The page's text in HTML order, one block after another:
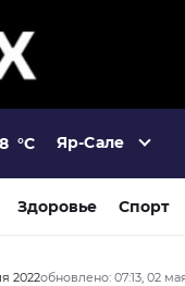
°C Яр-Сале
Здоровье Спорт
2022обновлено: 07:13, 02